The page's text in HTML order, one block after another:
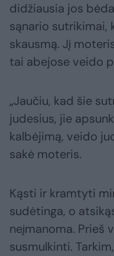
didžiausia jos
sąnario sutrikimai,
skausmą. Jį
tai abejose veido
„Jaučiu, kad šie
judesius, jie
kalbėjimą, veido
sakė moteris.
Kąsti ir kramtyti
sudėtinga, o
neįmanoma. Prieš
susmulkinti.